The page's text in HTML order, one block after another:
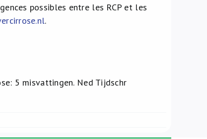
possibles entre les RCP et les
.
5 misvattingen. Ned Tijdschr